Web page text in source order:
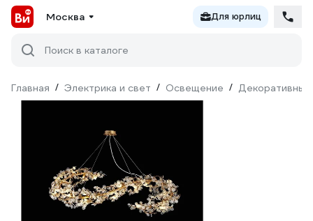
Москва Для юрлиц
Поиск в каталоге
Главная / Электрика и свет / Освещение / Декоративный